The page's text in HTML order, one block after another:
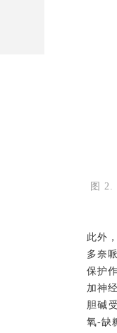
图 2.
此外
多奈
保护
加神
胆碱
氧-缺